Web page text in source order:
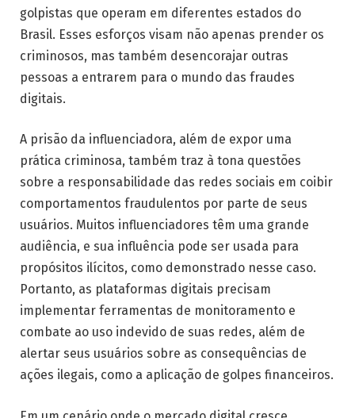
golpistas que operam em diferentes estados do
Brasil. Esses esforços visam não apenas prender os
criminosos, mas também desencorajar outras
pessoas a entrarem para o mundo das fraudes
digitais.
A prisão da influenciadora, além de expor uma
prática criminosa, também traz à tona questões
sobre a responsabilidade das redes sociais em coibir
comportamentos fraudulentos por parte de seus
usuários. Muitos influenciadores têm uma grande
audiência, e sua influência pode ser usada para
propósitos ilícitos, como demonstrado nesse caso.
Portanto, as plataformas digitais precisam
implementar ferramentas de monitoramento e
combate ao uso indevido de suas redes, além de
alertar seus usuários sobre as consequências de
ações ilegais, como a aplicação de golpes financeiros.